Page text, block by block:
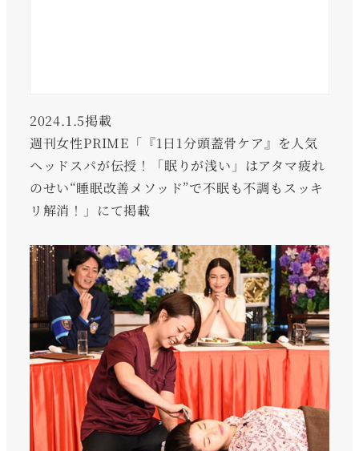
2024.1.5掲載
週刊女性PRIME「『1日1分頭蓋骨ケア』を人気
ヘッドスパが伝授！「眠りが浅い」はアタマ疲れ
のせい“睡眠改善メソッド”で不眠も不調もスッキ
リ解消！」にて掲載